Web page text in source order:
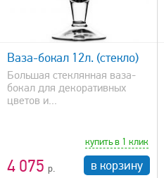
Ваза-бокал 12л. (стекло)
Большая стеклянная ваза-
бокал для декоративных
цветов и...
4 075
купить в 1 клик
в корзину
быстрый просмотр